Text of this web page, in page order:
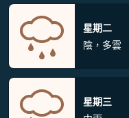
星期二
陰，多雲
星期三